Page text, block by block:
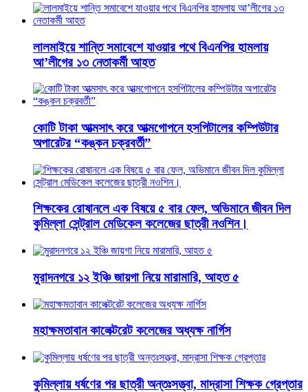
লালমাইয়ে শান্তি সমাবেশে যাওয়ার পথে বিএনপির হামলায়
আ’লীগের ১৩ নেতাকর্মী আহত
কোটি টাকা আত্মসাৎ করে আত্মগোপনে হসপিটালের কম্পিউটার
অপারেটর “কঙ্কন চক্রবর্তী”
শিক্ষকের রোষানলে এক বিষয়ে ৫ বার ফেল, অভিমানে জীবন দিল
কুমিল্লা সেন্ট্রাল মেডিকেল কলেজের ছাত্রী নওশিন।
মুরাদনগরে ১২ ইঞ্চি জায়গা নিয়ে মারামারি, আহত ৫
মহাক্ষমতাবান কালেক্টরেট কলেজের অধ্যক্ষ নার্গিস
কুমিল্লায় ধর্ষণের পর ছাত্রী অন্তঃসত্ত্বা, মাদ্রাসা শিক্ষক গ্রেপ্তার